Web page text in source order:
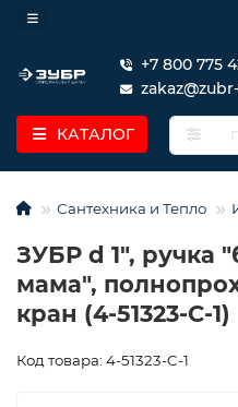
+7 800 775
КАТАЛОГ
Сантехника и Тепло
ЗУБР d 1″, ручка
мама″,
кран (4-51323-C-1)
Код товара: 4-51323-C-1